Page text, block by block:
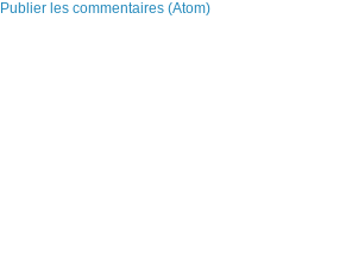
Publier les commentaires (Atom)